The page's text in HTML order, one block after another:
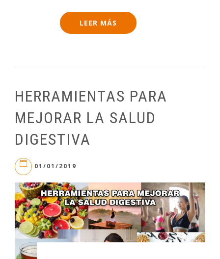
LEER MÁS
HERRAMIENTAS PARA
MEJORAR LA SALUD
DIGESTIVA
01/01/2019